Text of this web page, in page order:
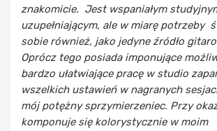
znakomicie. Jest wspaniałym
uzupełniającym, ale w miarę potrzeby
sobie również, jako jedyne źródło
Oprócz tego posiada imponujące
bardzo ułatwiające pracę w studio
wszelkich ustawień w nagranych
mój potężny sprzymierzeniec. Przy
komponuje się kolorystycznie w moim